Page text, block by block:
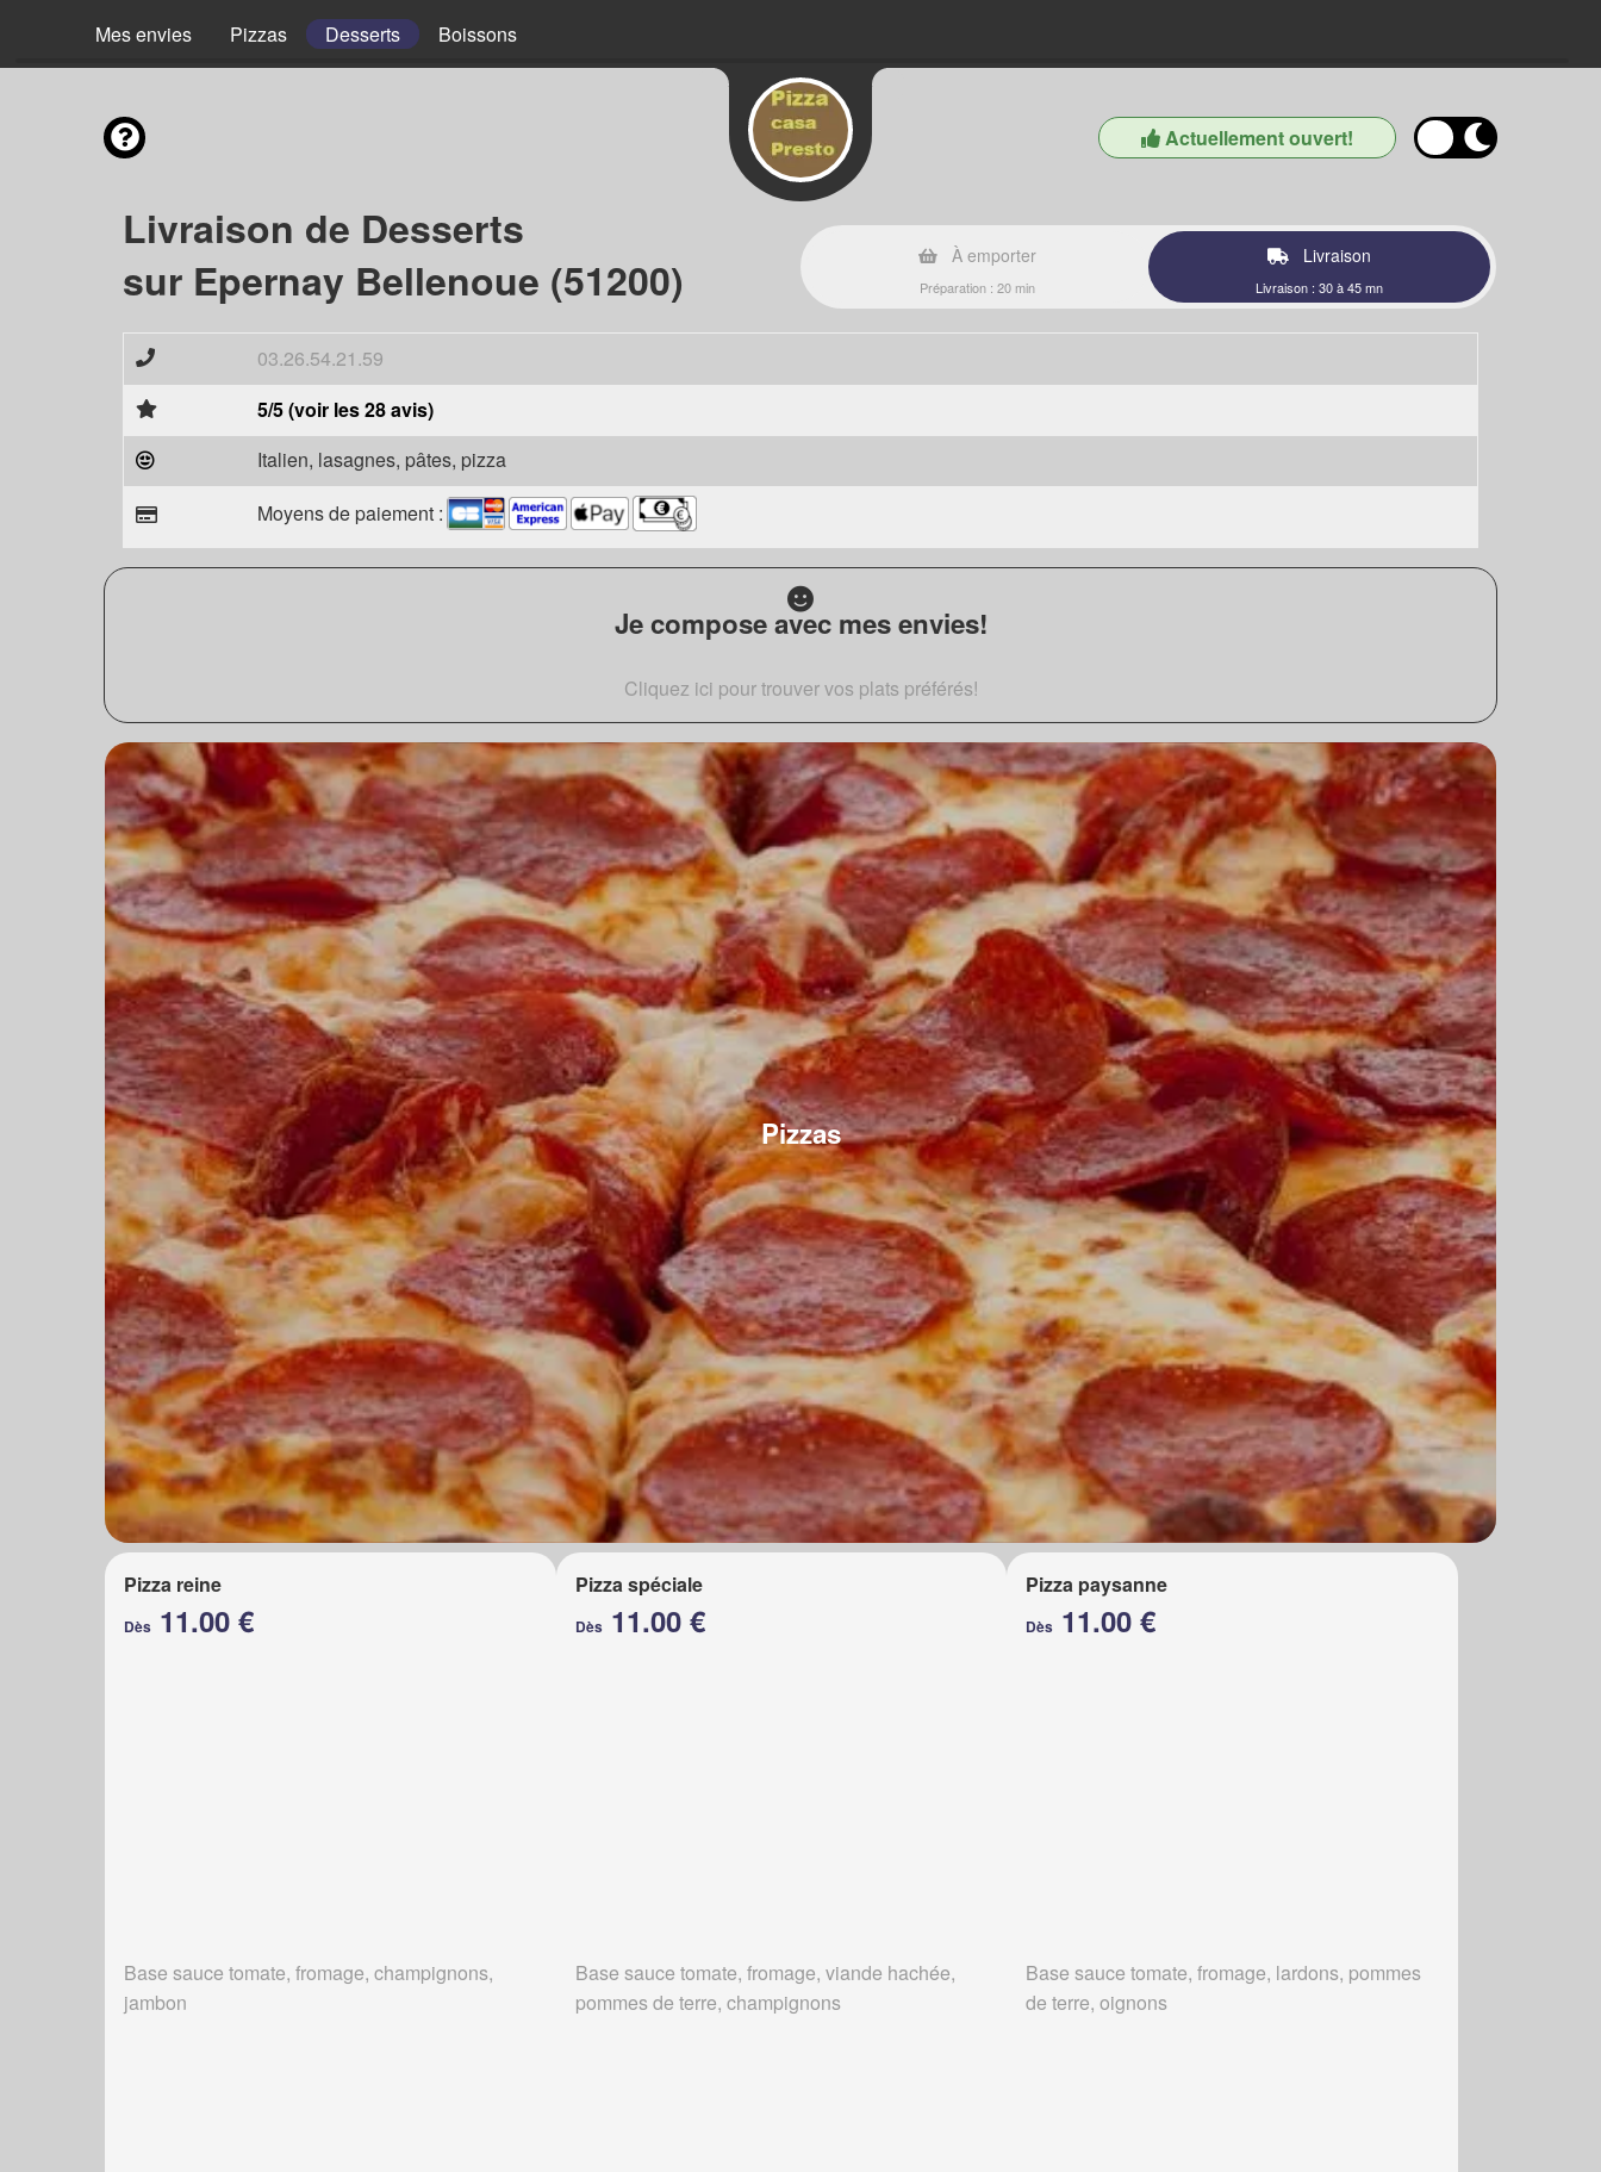
Mes envies Pizzas Desserts Boissons
Actuellement ouvert!
Livraison de Desserts
sur Epernay Bellenoue (51200)
À emporter
Préparation : 20 min
Livraison
Livraison : 30 à 45 mn
03.26.54.21.59
5/5 (voir les 28 avis)
Italien, lasagnes, pâtes, pizza
Moyens de paiement :
Je compose avec mes envies!
Cliquez ici pour trouver vos plats préférés!
Pizzas
Pizza reine
Dès 11.00 €
Base sauce tomate, fromage, champignons,
jambon
Pizza spéciale
Dès11.00 €
Base sauce tomate, fromage, viande hachée,
pommes de terre, champignons
Pizza paysanne
Dès 11.00 €
Base sauce tomate, fromage, lardons, pommes
de terre, oignons